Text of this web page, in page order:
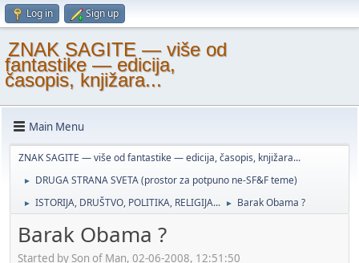
Log in Sign up
ZNAK SAGITE — više od
fantastike — edicija,
časopis, knjižara...
Main Menu
ZNAK SAGITE — više od fantastike — edicija, časopis, knjižara...
► DRUGA STRANA SVETA (prostor za potpuno ne-SF&F teme)
► ISTORIJA, DRUŠTVO, POLITIKA, RELIGIJA... ► Barak Obama ?
Barak Obama ?
Started by Son of Man, 02-06-2008, 12:51:50